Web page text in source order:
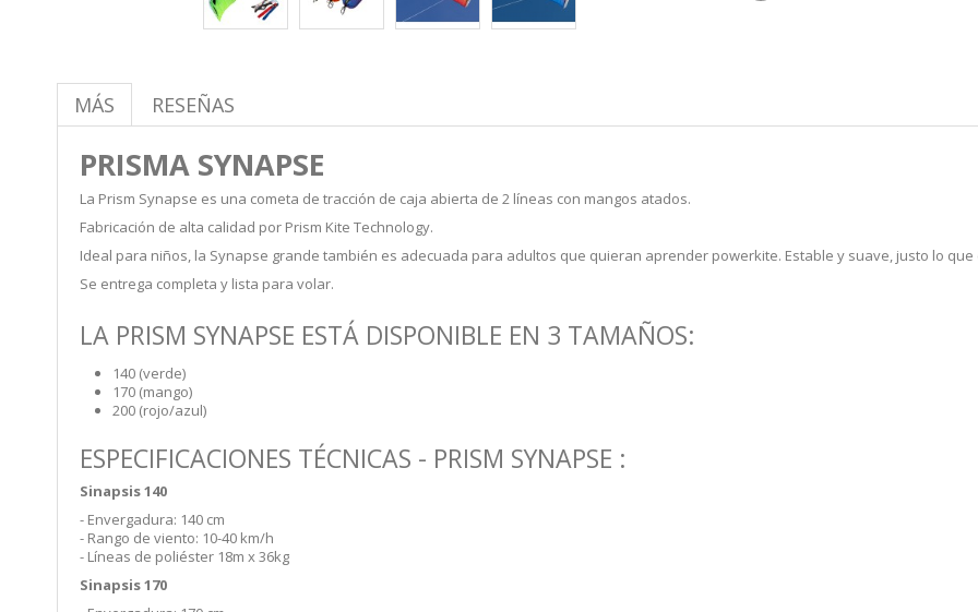
MÁS RESEÑAS
PRISMA SYNAPSE
La Prism Synapse es una cometa de tracción de caja abierta de 2 líneas con mangos atados.
Fabricación de alta calidad por Prism Kite Technology.
Ideal para niños, la Synapse grande también es adecuada para adultos que quieran aprender powerkite. Estable y suave, justo lo
Se entrega completa y lista para volar.
LA PRISM SYNAPSE ESTÁ DISPONIBLE EN 3 TAMAÑOS:
140 (verde)
170 (mango)
200 (rojo/azul)
ESPECIFICACIONES TÉCNICAS - PRISM SYNAPSE :
Sinapsis 140
- Envergadura: 140 cm
- Rango de viento: 10-40 km/h
- Líneas de poliéster 18m x 36kg
Sinapsis 170